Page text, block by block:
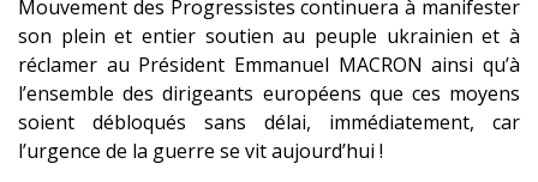
Mouvement des Progressistes continuera à manifester
son plein et entier soutien au peuple ukrainien et à
réclamer au Président Emmanuel MACRON ainsi qu’à
l’ensemble des dirigeants européens que ces moyens
soient débloqués sans délai, immédiatement, car
l’urgence de la guerre se vit aujourd’hui !